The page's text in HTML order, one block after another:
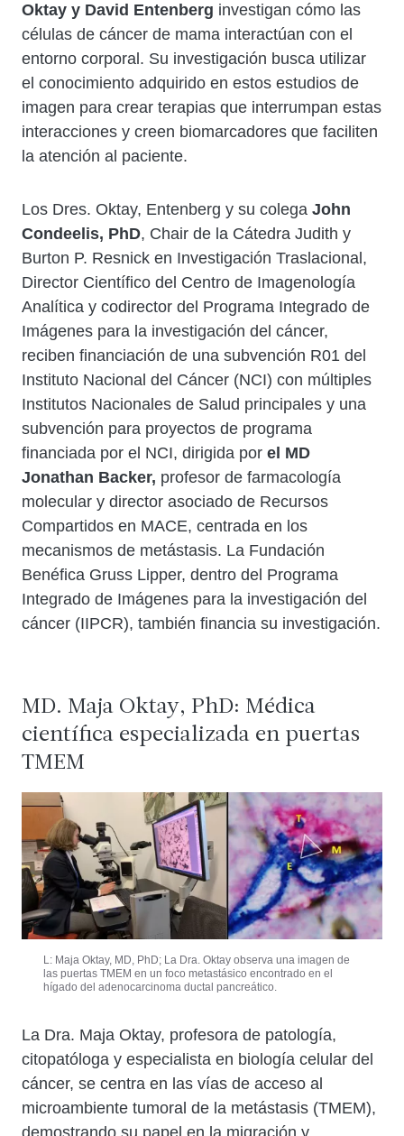
Oktay y David Entenberg investigan cómo las
células de cáncer de mama interactúan con el
entorno corporal. Su investigación busca utilizar
el conocimiento adquirido en estos estudios de
imagen para crear terapias que interrumpan estas
interacciones y creen biomarcadores que faciliten
la atención al paciente.
Los Dres. Oktay, Entenberg y su colega John
Condeelis, PhD, Chair de la Cátedra Judith y
Burton P. Resnick en Investigación Traslacional,
Director Científico del Centro de Imagenología
Analítica y codirector del Programa Integrado de
Imágenes para la investigación del cáncer,
reciben financiación de una subvención R01 del
Instituto Nacional del Cáncer (NCI) con múltiples
Institutos Nacionales de Salud principales y una
subvención para proyectos de programa
financiada por el NCI, dirigida por el MD
Jonathan Backer, profesor de farmacología
molecular y director asociado de Recursos
Compartidos en MACE, centrada en los
mecanismos de metástasis. La Fundación
Benéfica Gruss Lipper, dentro del Programa
Integrado de Imágenes para la investigación del
cáncer (IIPCR), también financia su investigación.
MD. Maja Oktay, PhD: Médica
científica especializada en puertas
TMEM
L: Maja Oktay, MD, PhD; La Dra. Oktay observa una imagen de
las puertas TMEM en un foco metastásico encontrado en el
hígado del adenocarcinoma ductal pancreático.
La Dra. Maja Oktay, profesora de patología,
citopatóloga y especialista en biología celular del
cáncer, se centra en las vías de acceso al
microambiente tumoral de la metástasis (TMEM),
demostrando su papel en la migración y